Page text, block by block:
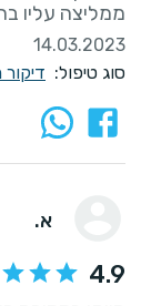
ממליצה עליו
14.03.2023
סוג טיפול: דיקור
א.
4.9